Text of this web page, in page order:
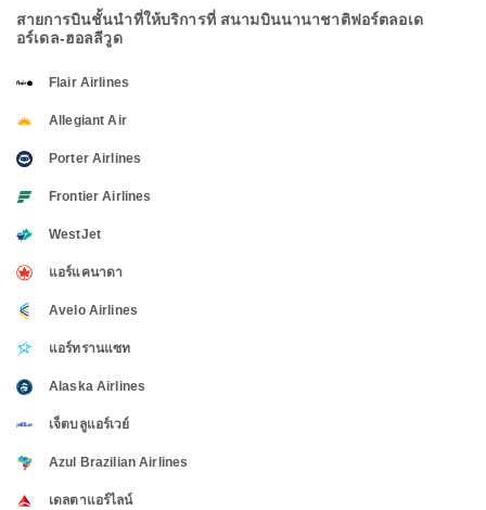
สายการบินชั้นนำที่ให้บริการที่ สนามบินนานาชาติฟอร์ตลอเด
อร์เดล-ฮอลลีวูด
Flair Airlines
Allegiant Air
Porter Airlines
Frontier Airlines
WestJet
แอร์แคนาดา
Avelo Airlines
แอร์ทรานแซท
Alaska Airlines
เจ็ตบลูแอร์เวย์
Azul Brazilian Airlines
เดลตาแอร์ไลน์